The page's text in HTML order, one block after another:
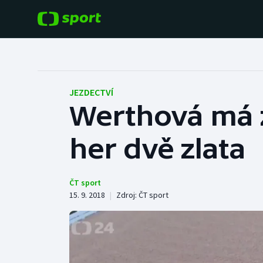
Hokej
Tenis
Cyklistika
Baseball a softbal
Basketbal
Boby a skeleton
JEZDECTVÍ
Werthová má
her dvě zlata
ČT sport
15. 9. 2018 | Zdroj: ČT sport